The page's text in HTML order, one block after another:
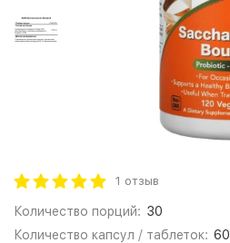
1 отзыв
Количество порций: 30
Количество капсул / таблеток: 60